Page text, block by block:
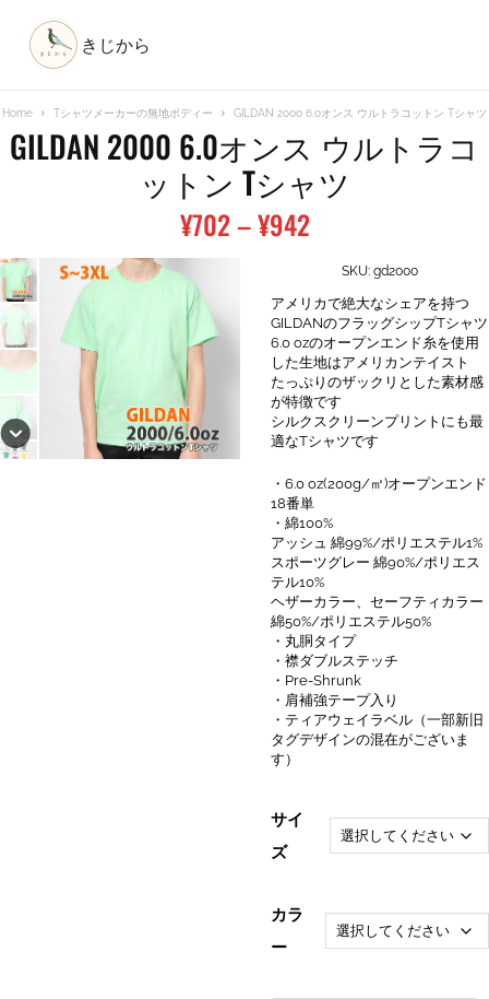
きじから
Home Tシャツメーカーの無地ボディー GILDAN 2000 6.0オンス ウルトラコットン Tシャツ
GILDAN 2000 6.0オンス ウルトラコ
ットン Tシャツ
¥702–¥942価
格
¥702
–
¥942
SKU: gd2000
アメリカで絶大なシェアを持つ
GILDANのフラッグシップTシャツ
6.0 ozのオープンエンド糸を使用
した生地はアメリカンテイスト
たっぷりのザックリとした素材感
が特徴です
シルクスクリーンプリントにも最
適なTシャツです
・6.0 oz(200g/㎡)オープンエンド
18番単
・綿100%
アッシュ 綿99%/ポリエステル1%
スポーツグレー 綿90%/ポリエス
テル10%
ヘザーカラー、セーフティカラー
綿50%/ポリエステル50%
・丸胴タイプ
・襟ダブルステッチ
・Pre-Shrunk
・肩補強テープ入り
・ティアウェイラベル（一部新旧
タグデザインの混在がございま
す）
サイ
ズ
カラ
ー